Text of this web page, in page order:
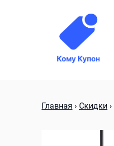
Главная › Скидки ›